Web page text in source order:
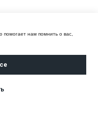
помогает нам помнить о вас,